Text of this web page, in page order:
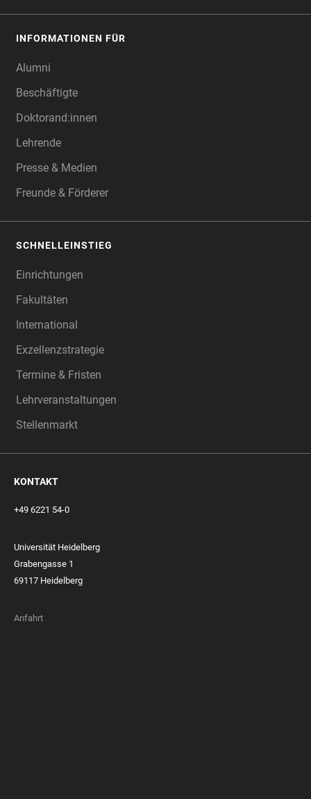
INFORMATIONEN FÜR
Alumni
Beschäftigte
Doktorand:innen
Lehrende
Presse & Medien
Freunde & Förderer
SCHNELLEINSTIEG
Einrichtungen
Fakultäten
International
Exzellenzstrategie
Termine & Fristen
Lehrveranstaltungen
Stellenmarkt
KONTAKT
+49 6221 54-0
Universität Heidelberg
Grabengasse 1
69117 Heidelberg
Anfahrt